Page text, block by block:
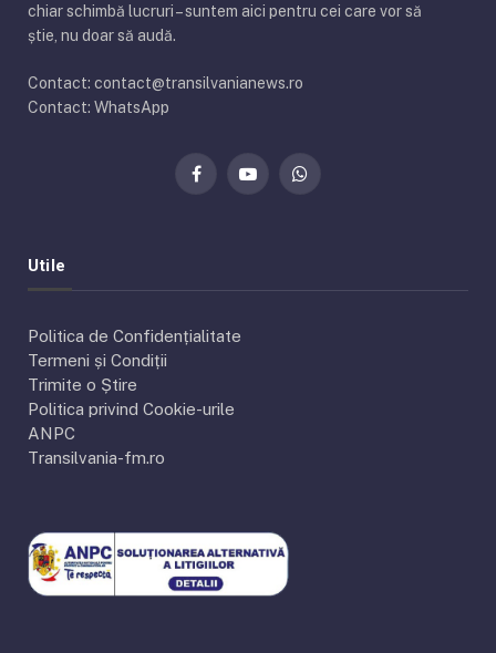
chiar schimbă lucruri – suntem aici pentru cei care vor să
știe, nu doar să audă.
Contact: contact@transilvanianews.ro
Contact: WhatsApp
FacebookYouTubeWhatsApp
Utile
Politica de Confidențialitate
Termeni și Condiții
Trimite o Știre
Politica privind Cookie-urile
ANPC
Transilvania-fm.ro